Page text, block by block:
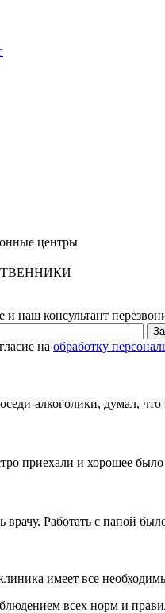
центры
и наш консультант
на обработку
алкоголики, думал,
приехали и хорошее
врачу. Работать с папой
имеет все
всех норм и